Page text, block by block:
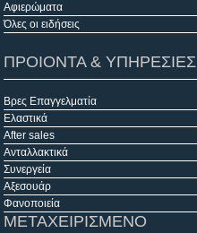
Αφιερώματα
Όλες οι ειδήσεις
ΠΡΟΙΟΝΤΑ & ΥΠΗΡΕΣΙΕΣ
Βρες Επαγγελματία
Ελαστικά
After sales
Ανταλλακτικά
Συνεργεία
Αξεσουάρ
Φανοποιεία
ΜΕΤΑΧΕΙΡΙΣΜΕΝΟ